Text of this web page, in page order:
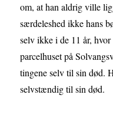
om, at han aldrig ville
særdeleshed ikke hans
selv ikke i de 11 år,
parcelhuset på
tingene selv til sin død.
selvstændig til sin død.